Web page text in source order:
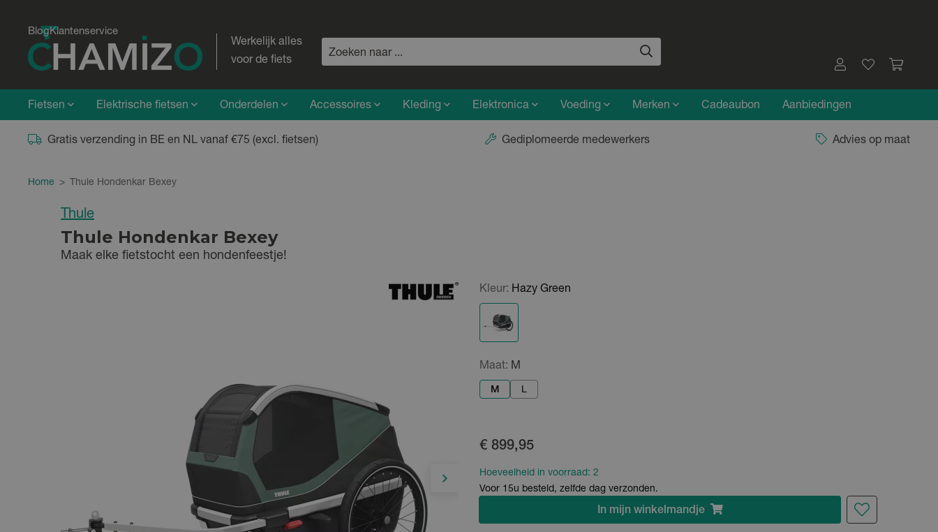
BlogKlantenservice
Werkelijk alles
voor de fiets
Fietsen Elektrische fietsen Onderdelen Accessoires Kleding Elektronica Voeding Merken Cadeaubon Aanbiedingen
Gratis verzending in BE en NL vanaf €75 (excl. fietsen) Gediplomeerde medewerkers Advies op maat
Home > Thule Hondenkar Bexey
Thule
Thule Hondenkar Bexey
Maak elke fietstocht een hondenfeestje!
Kleur: Hazy Green
Maat: M
M L
€ 899,95
Hoeveelheid in voorraad: 2
Voor 15u besteld, zelfde dag verzonden.
In mijnwinkelmandje